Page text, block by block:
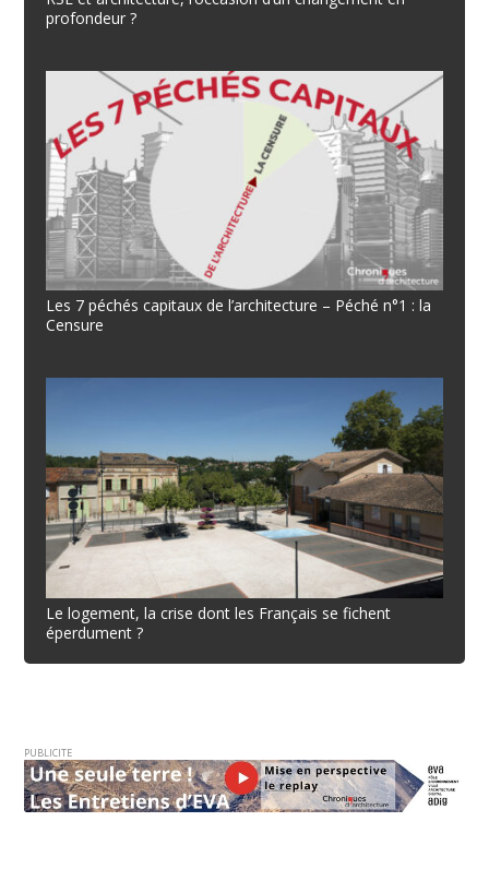
profondeur ?
Les 7 péchés capitaux de l’architecture – Péché n°1 : la
Censure
Le logement, la crise dont les Français se fichent
éperdument ?
PUBLICITE